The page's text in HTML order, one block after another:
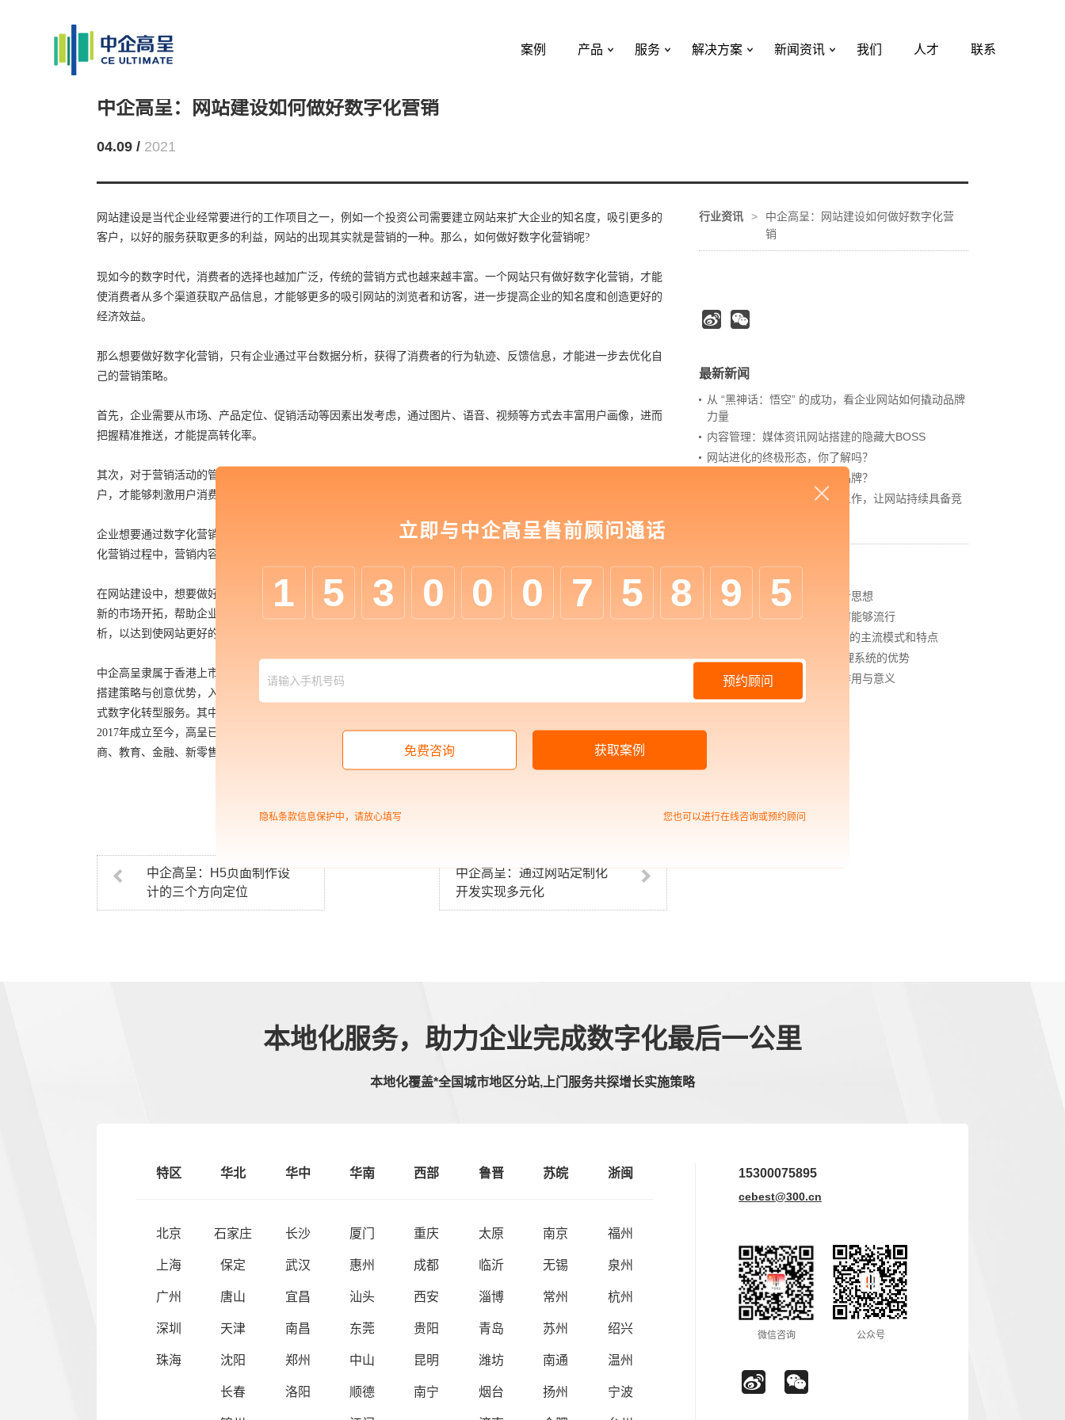
案例 产品 服务 解决方案 新闻资讯 我们 人才 联系
中企高呈：网站建设如何做好数字化营销
04.09 / 2021
网站建设是当代企业经常要进行的工作项目之一，例如一个投资公司需要建立网站来扩大企业的知名度，吸引更多的
客户，以好的服务获取更多的利益，网站的出现其实就是营销的一种。那么，如何做好数字化营销呢?
现如今的数字时代，消费者的选择也越加广泛，传统的营销方式也越来越丰富。一个网站只有做好数字化营销，才能
使消费者从多个渠道获取产品信息，才能够更多的吸引网站的浏览者和访客，进一步提高企业的知名度和创造更好的
经济效益。
那么想要做好数字化营销，只有企业通过平台数据分析，获得了消费者的行为轨迹、反馈信息，才能进一步去优化自
己的营销策略。
首先，企业需要从市场、产品定位、促销活动等因素出发考虑，通过图片、语音、视频等方式去丰富用户画像，进而
把握精准推送，才能提高转化率。
其次，对于营销活动的管理也需要制定相应的营销管理机制。只有不断得维护有用户、激活沉淀用户、发掘潜在用
户，才能够刺激用户消费，同时也需要利用各种活动去提高用户黏性。
企业想要通过数字化营销，达到更好的销售目标，就需要结合自身的品牌定位进行创意、去宣传推广。因此，在数字
化营销过程中，营销内容的及时改进与优化也是至关重要的。
在网站建设中，想要做好数字化营销服务，还需要学会借助先进的计算机网络技术，以最有效、最省钱的方式去谋求
新的市场开拓，帮助企业吸引消费者，从而实现业务增长。与此同时，企业还要学会将内外部的数据采集、整合、分
析，以达到使网站更好的为市场和用户服务的目的，使得企业数字化营销工作更加高效，减少不必要的推广的浪费。
中企高呈隶属于香港上市公司中国数码(00250.HK)旗下中企动力科技股份有限公司的高端子品牌。凭借多年数字介质
搭建策略与创意优势，入局企业数字化领域，致力为企业提供包含数字化营销、数字化商业、数字化管理在内的一站
式数字化转型服务。其中，数字化营销，针对企业营销获客需求，建立品牌营销私域流量池，提升数字化运营能力。
2017年成立至今，高呈已服务近300多家世界500强、中国500强及行业头部客户，覆盖制造业、能源、房地产、电
商、教育、金融、新零售、家居家装等众多行业。
中企高呈：H5页面制作设
计的三个方向定位
中企高呈：通过网站定制化
开发实现多元化
行业资讯 >
中企高呈：网站建设如何做好数字化营
销
最新新闻
从 “黑神话：悟空” 的成功，看企业网站如何撬动品牌
力量
内容管理：媒体资讯网站搭建的隐藏大BOSS
网站进化的终极形态，你了解吗？
如何借助设计服务打造超级品牌？
网站上线后，如何做好运营工作，让网站持续具备竞
相关新闻
中企高呈：智慧课堂：宣传新思想
中企高呈：电商系统开发为何能够流行
中企高呈：B2B电商平台开发的主流模式和特点
中企高呈：CRM客户关系管理系统的优势
中企高呈：网站建站的四大作用与意义
本地化服务，助力企业完成数字化最后一公里
本地化覆盖*全国城市地区分站,上门服务共探增长实施策略
特区
北京
上海
广州
深圳
珠海
华北
石家庄
保定
唐山
天津
沈阳
长春
华中
长沙
武汉
宜昌
南昌
郑州
洛阳
华南
厦门
惠州
汕头
东莞
中山
顺德
西部
重庆
成都
西安
贵阳
昆明
南宁
鲁晋
太原
临沂
淄博
青岛
潍坊
烟台
苏皖
南京
无锡
常州
苏州
南通
扬州
浙闽
福州
泉州
杭州
绍兴
温州
宁波
15300075895
cebest@300.cn
微信咨询 公众号
立即与中企高呈售前顾问通话
1 5 3 0 0 0 7 5 8 9 5
预约顾问
免费咨询 获取案例
隐私条款信息保护中，请放心填写 您也可以进行在线咨询或预约顾问